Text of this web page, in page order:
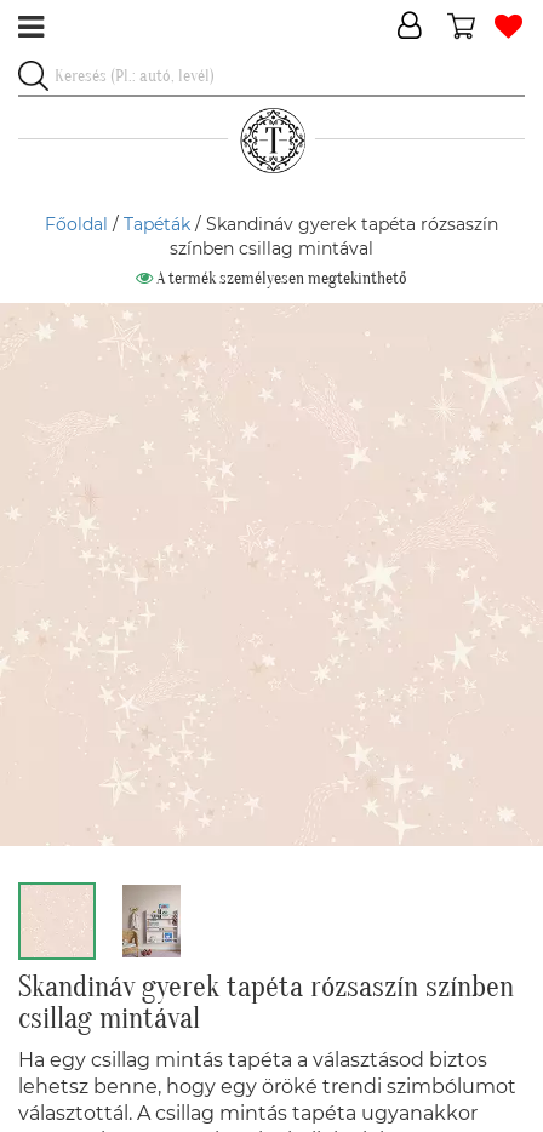
Főoldal / Tapéták / Skandináv gyerek tapéta rózsaszín
színben csillag mintával
A termék személyesen megtekinthető
Skandináv gyerek tapéta rózsaszín színben
csillag mintával
Ha egy csillag mintás tapéta a választásod biztos
lehetsz benne, hogy egy öröké trendi szimbólumot
választottál. A csillag mintás tapéta ugyanakkor